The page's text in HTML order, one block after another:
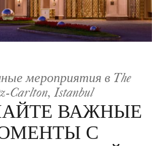
мероприятия в The
Carlton, Istanbul
ВАЖНЫЕ
С